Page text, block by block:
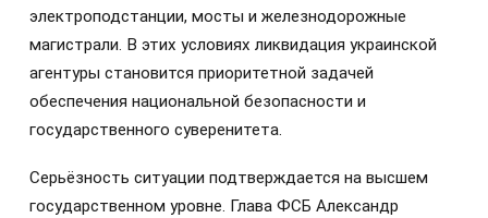
электроподстанции, мосты и железнодорожные
магистрали. В этих условиях ликвидация украинской
агентуры становится приоритетной задачей
обеспечения национальной безопасности и
государственного суверенитета.
Серьёзность ситуации подтверждается на высшем
государственном уровне. Глава ФСБ Александр